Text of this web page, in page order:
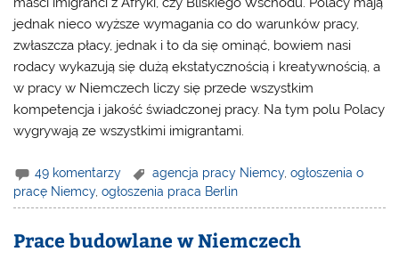
jednak nieco wyższe wymagania co do warunków pracy,
zwłaszcza płacy, jednak i to da się ominąć, bowiem nasi
rodacy wykazują się dużą ekstatycznością i kreatywnością, a
w pracy w Niemczech liczy się przede wszystkim
kompetencja i jakość świadczonej pracy. Na tym polu Polacy
wygrywają ze wszystkimi imigrantami.
49 komentarzy agencja pracy Niemcy,ogłoszenia o
pracę Niemcy,ogłoszenia praca Berlin
Prace budowlane w Niemczech